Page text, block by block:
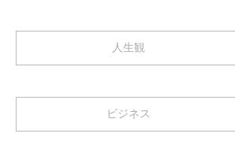
人生観
ビジネス